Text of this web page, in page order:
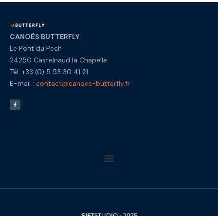
CANOËS BUTTERFLY
Le Pont du Pech
24250 Castelnaud la Chapelle
Tél. +33 (0) 5 53 30 41 21
E-mail : contact@canoes-butterfly.fr